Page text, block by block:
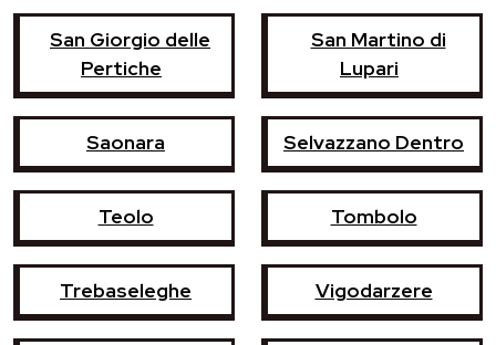
San Giorgio delle
Pertiche
San Martino di
Lupari
Saonara Selvazzano Dentro
Teolo Tombolo
Trebaseleghe Vigodarzere